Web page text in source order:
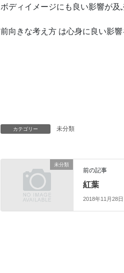
ボディイメージにも良い影響が及
前向きな考え方 は心身に良い影
カテゴリー 未分類
未分類
前の記事
紅葉
2018年11月28日